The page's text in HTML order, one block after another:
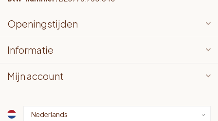
Openingstijden
Informatie
Mijn account